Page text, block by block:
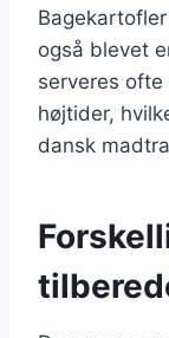
også blevet
serveres
højtider,
dansk